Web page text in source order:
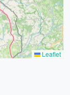
3
Leaflet